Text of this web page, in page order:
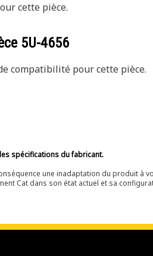
cette pièce.
5U-4656
compatibilité pour cette pièce.
spécifications du fabricant.
une inadaptation du produit à
Cat dans son état actuel et sa